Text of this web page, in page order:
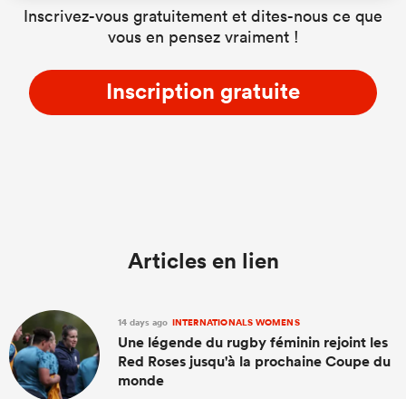
Inscrivez-vous gratuitement et dites-nous ce que
vous en pensez vraiment !
Inscription gratuite
Articles en lien
14 days ago INTERNATIONALS WOMENS
Une légende du rugby féminin rejoint les
Red Roses jusqu'à la prochaine Coupe du
monde